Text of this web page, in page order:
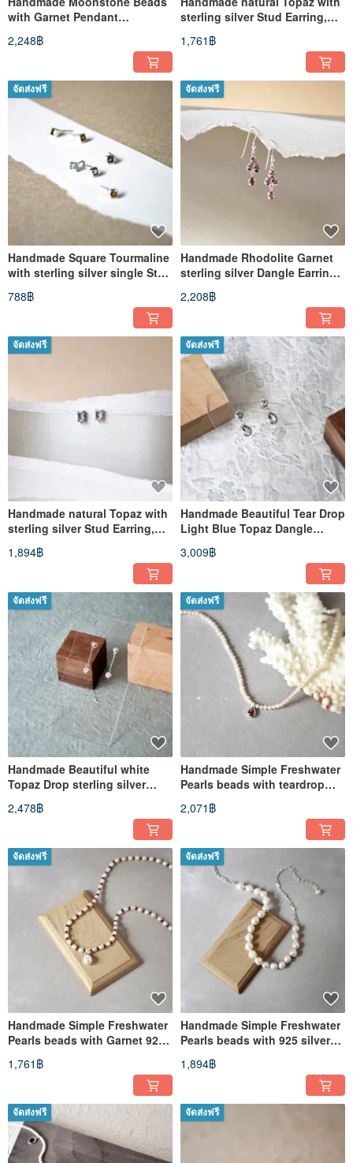
with Garnet Pendant
Necklace, Birthstone for June
2,248฿
sterling silver Stud Earring,
November Birthstone
1,761฿
จัดส่งฟรี
Handmade Square Tourmaline
with sterling silver single Stud
Earring
788฿
จัดส่งฟรี
Handmade Rhodolite Garnet
sterling silver Dangle Earring,
January Birthstone
2,208฿
จัดส่งฟรี
Handmade natural Topaz with
sterling silver Stud Earring,
November Birthstone
1,894฿
จัดส่งฟรี
Handmade Beautiful Tear Drop
Light Blue Topaz Dangle
Earrings, Bridal Earrings
3,009฿
จัดส่งฟรี
Handmade Beautiful white
Topaz Drop sterling silver
Earrings, Bridal Earrings
2,478฿
จัดส่งฟรี
Handmade Simple Freshwater
Pearls beads with teardrop
Garnet 925 silver Necklace
2,071฿
จัดส่งฟรี
Handmade Simple Freshwater
Pearls beads with Garnet 925
silver Necklace
1,761฿
จัดส่งฟรี
Handmade Simple Freshwater
Pearls beads with 925 silver
Necklace
1,894฿
จัดส่งฟรี จัดส่งฟรี